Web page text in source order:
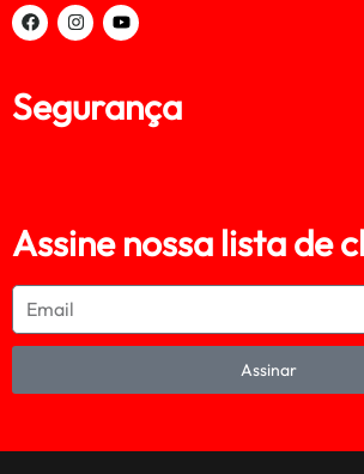
Segurança
Assine nossa lista de
Assinar